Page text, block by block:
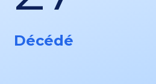
Décédé